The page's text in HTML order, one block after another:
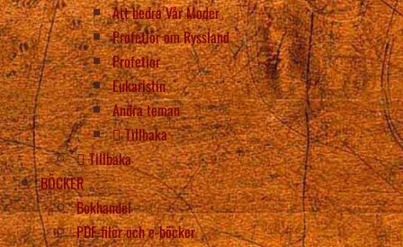
Att hedra Vår Moder
Profetior om Ryssland
Profetior
Eukaristin
Andra teman
Tillbaka
Tillbaka
BÖCKER
Bokhandel
PDF-filer och e-böcker